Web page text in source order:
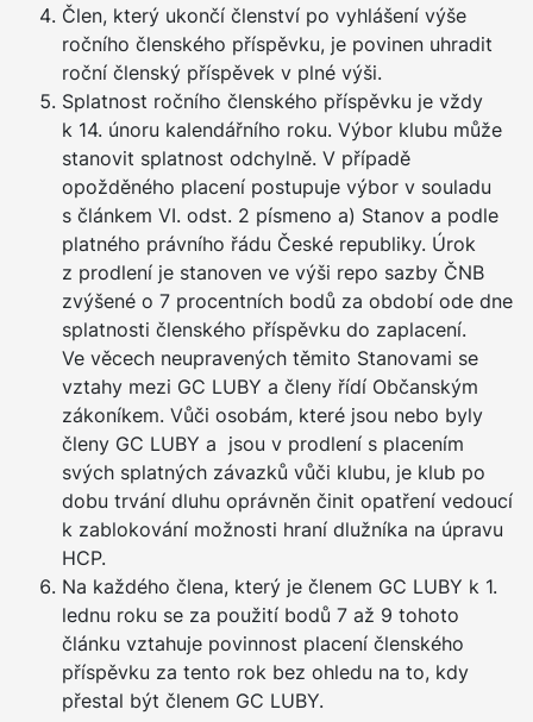
Člen, který ukončí členství po vyhlášení výše
ročního členského příspěvku, je povinen uhradit
roční členský příspěvek v plné výši.
Splatnost ročního členského příspěvku je vždy
k 14. únoru kalendářního roku. Výbor klubu může
stanovit splatnost odchylně. V případě
opožděného placení postupuje výbor v souladu
s článkem VI. odst. 2 písmeno a) Stanov a podle
platného právního řádu České republiky. Úrok
z prodlení je stanoven ve výši repo sazby ČNB
zvýšené o 7 procentních bodů za období ode dne
splatnosti členského příspěvku do zaplacení.
Ve věcech neupravených těmito Stanovami se
vztahy mezi GC LUBY a členy řídí Občanským
zákoníkem. Vůči osobám, které jsou nebo byly
členy GC LUBY a jsou v prodlení s placením
svých splatných závazků vůči klubu, je klub po
dobu trvání dluhu oprávněn činit opatření vedoucí
k zablokování možnosti hraní dlužníka na úpravu
HCP.
Na každého člena, který je členem GC LUBY k 1.
lednu roku se za použití bodů 7 až 9 tohoto
článku vztahuje povinnost placení členského
příspěvku za tento rok bez ohledu na to, kdy
přestal být členem GC LUBY.